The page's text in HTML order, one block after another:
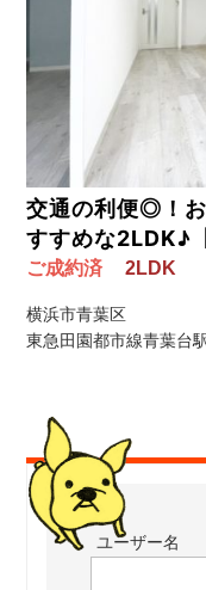
交通の利便◎！
すすめな2LDK♪
ご成約済 2LDK
横浜市青葉区
東急田園都市線青葉台
ユーザー名